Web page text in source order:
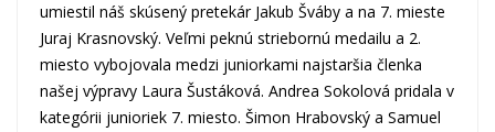
umiestil náš skúsený pretekár Jakub Šváby a na 7. mieste
Juraj Krasnovský. Veľmi peknú striebornú medailu a 2.
miesto vybojovala medzi juniorkami najstaršia členka
našej výpravy Laura Šustáková. Andrea Sokolová pridala v
kategórii junioriek 7. miesto. Šimon Hrabovský a Samuel